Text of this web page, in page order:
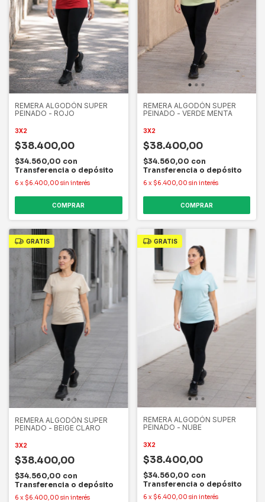
REMERA ALGODÓN SUPER
PEINADO - ROJO
3X2
$38.400,00
$34.560,00 con
Transferencia o depósito
6 x $6.400,00 sin interés
COMPRAR
REMERA ALGODÓN SUPER
PEINADO - VERDE MENTA
3X2
$38.400,00
$34.560,00 con
Transferencia o depósito
6 x $6.400,00 sin interés
COMPRAR
GRATIS
REMERA ALGODÓN SUPER
PEINADO - BEIGE CLARO
3X2
$38.400,00
$34.560,00 con
Transferencia o depósito
6 x $6.400,00 sin interés
GRATIS
REMERA ALGODÓN SUPER
PEINADO - NUBE
3X2
$38.400,00
$34.560,00 con
Transferencia o depósito
6 x $6.400,00 sin interés